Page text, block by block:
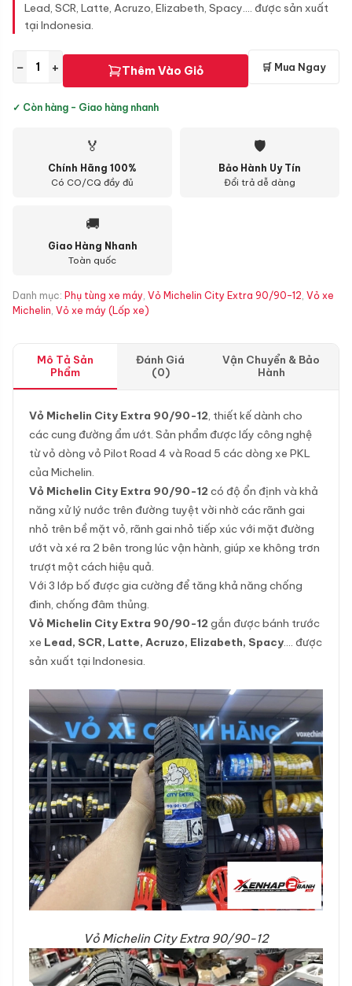
Lead, SCR, Latte, Acruzo, Elizabeth, Spacy.... được sản xuất
tại Indonesia.
− + Thêm Vào Giỏ 🛒 Mua Ngay
✓ Còn hàng - Giao hàng nhanh
🏅
Chính Hãng 100%
Có CO/CQ đầy đủ
🛡
Bảo Hành Uy Tín
Đổi trả dễ dàng
🚚
Giao Hàng Nhanh
Toàn quốc
Danh mục: Phụ tùng xe máy, Vỏ Michelin City Extra 90/90-12, Vỏ xe
Michelin, Vỏ xe máy (Lốp xe)
Mô Tả Sản
Phẩm
Đánh Giá
(0)
Vận Chuyển & Bảo
Hành
Vỏ Michelin City Extra 90/90-12, thiết kế dành cho
các cung đường ẩm ướt. Sản phẩm được lấy công nghệ
từ vỏ dòng vỏ Pilot Road 4 và Road 5 các dòng xe PKL
của Michelin.
Vỏ Michelin City Extra 90/90-12 có độ ổn định và khả
năng xử lý nước trên đường tuyệt vời nhờ các rãnh gai
nhỏ trên bề mặt vỏ, rãnh gai nhỏ tiếp xúc với mặt đường
ướt và xé ra 2 bên trong lúc vận hành, giúp xe không trơn
trượt một cách hiệu quả.
Với 3 lớp bố được gia cường để tăng khả năng chống
đinh, chống đâm thủng.
Vỏ Michelin City Extra 90/90-12 gắn được bánh trước
xe Lead, SCR, Latte, Acruzo, Elizabeth, Spacy…. được
sản xuất tại Indonesia.
Vỏ Michelin City Extra 90/90-12